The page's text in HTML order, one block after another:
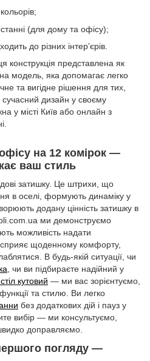
(для дому та офісу);
до різних інтер’єрів.
конструкція представлена як
модель, яка допомагає легко
та вигідне рішення для тих,
дизайн у своєму
у місті Київ або онлайн з
на 12 комірок —
ваш стиль
затишку. Це штрихи, що
в оселі, формують динаміку у
додану цінність затишку в
ми демонструємо
можливість надати
щоденному комфорту,
В будь-якій ситуації, чи
, чи ви підбираєте надійний у
кутовий — ми вас зорієнтуємо,
та стилю. Ви легко
без додаткових дій і пауз у
вибір — ми консультуємо,
доправляємо.
погляду —